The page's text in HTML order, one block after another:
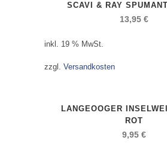
SCAVI & RAY
13,95 €
inkl. 19 % MwSt.
zzgl. Versandkosten
LANGEOOGER
ROT
9,95 €